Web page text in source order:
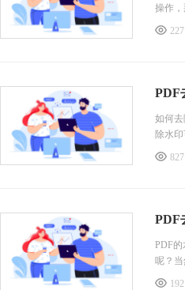
操作
在线
227
PDF
如何
除水
印是
827
PDF
PDF
呢？
两个
192